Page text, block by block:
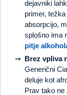
dejavniki
primer,
absorpcijo,
splošno ima
pitje
Brez vpliva
Generični
deluje kot
Prav tako ne